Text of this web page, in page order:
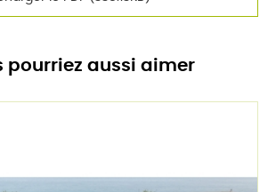
pourriez aussi aimer